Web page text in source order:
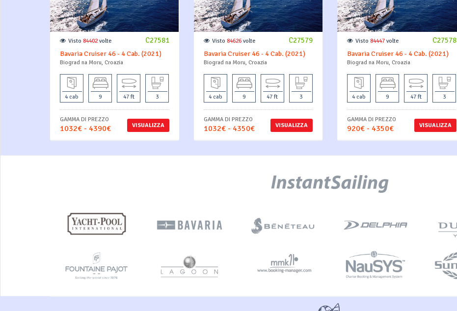
C27581
Visto 84402 volte
Bavaria Cruiser 46 - 4 Cab. (2021)
Biograd na Moru, Croazia
4 cab 9 47 ft 3
VISUALIZZA
GAMMA DI PREZZO
1032€ - 4390€
C27579
Visto 84626volte
Bavaria Cruiser 46 - 4 Cab. (2021)
Biograd na Moru, Croazia
4 cab 9 47 ft 3
VISUALIZZA
GAMMA DI PREZZO
1032€ - 4350€
C27578
Visto 84447 volte
Bavaria Cruiser 46 - 4 Cab. (2021)
Biograd na Moru, Croazia
4 cab 9 47 ft 3
VISUALIZZA
GAMMA DI PREZZO
920€ - 4350€